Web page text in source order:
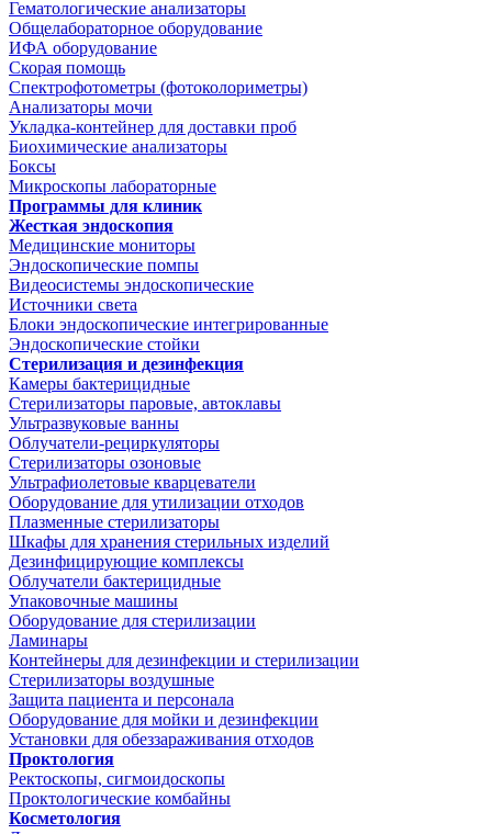
Гематологические анализаторы
Общелабораторное оборудование
ИФА оборудование
Скорая помощь
Спектрофотометры (фотоколориметры)
Анализаторы мочи
Укладка-контейнер для доставки проб
Биохимические анализаторы
Боксы
Микроскопы лабораторные
Программы для клиник
Жесткая эндоскопия
Медицинские мониторы
Эндоскопические помпы
Видеосистемы эндоскопические
Источники света
Блоки эндоскопические интегрированные
Эндоскопические стойки
Стерилизация и дезинфекция
Камеры бактерицидные
Стерилизаторы паровые, автоклавы
Ультразвуковые ванны
Облучатели-рециркуляторы
Стерилизаторы озоновые
Ультрафиолетовые кварцеватели
Оборудование для утилизации отходов
Плазменные стерилизаторы
Шкафы для хранения стерильных изделий
Дезинфицирующие комплексы
Облучатели бактерицидные
Упаковочные машины
Оборудование для стерилизации
Ламинары
Контейнеры для дезинфекции и стерилизации
Стерилизаторы воздушные
Защита пациента и персонала
Оборудование для мойки и дезинфекции
Установки для обеззараживания отходов
Проктология
Ректоскопы, сигмоидоскопы
Проктологические комбайны
Косметология